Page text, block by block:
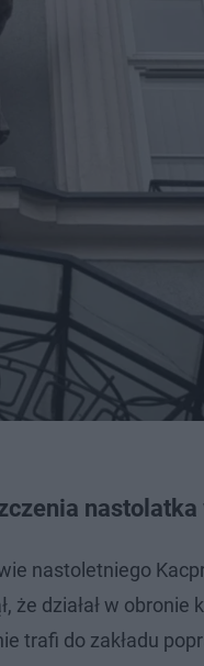
nastolatka
nastoletniego
że działał w
trafi do zakładu